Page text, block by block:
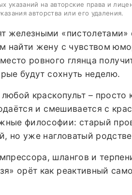
указаний на авторские права и
авторства или его удаления.
железными «пистолетами»
найти жену с чувством
ровного глянца
будут сохнуть неделю.
краскопульт – просто
и смешивается с
философии: старый
но уже нагловатый
шлангов и
орёт как реактивный